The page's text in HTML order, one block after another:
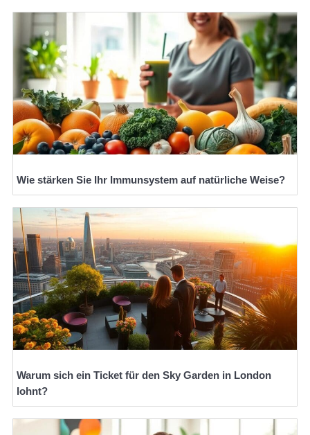
Wie stärken Sie Ihr Immunsystem auf natürliche Weise?
Warum sich ein Ticket für den Sky Garden in London
lohnt?